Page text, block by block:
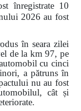
înregistrate 10
2026 au fost
în seara zilei
de la km 97, pe
cu cinci
a pătruns în
nu au fost
cât și